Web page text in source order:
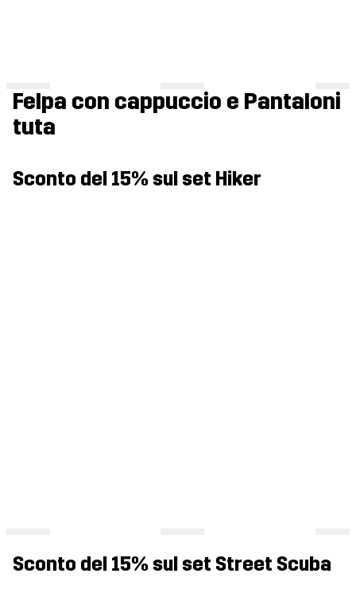
Felpa con cappuccio e Pantaloni
tuta
Sconto del 15% sul set Hiker
Sconto del 15% sul set Street Scuba